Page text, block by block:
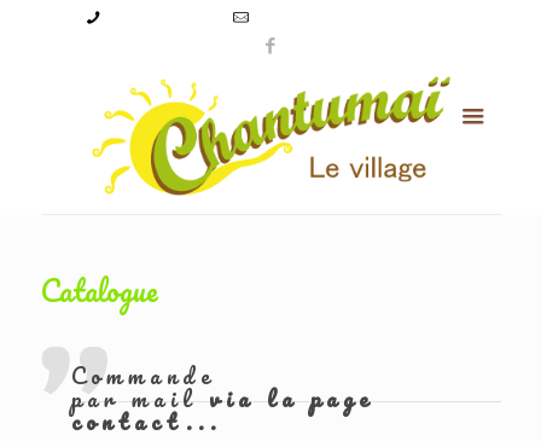
Catalogue
Commande
par mailvia la page
contact...